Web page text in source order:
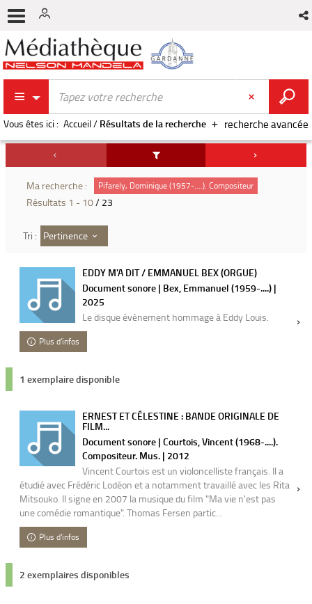
recherche avancée
Vous êtes ici : Accueil/ Résultats de la recherche
Ma recherche : Pifarely, Dominique (1957-....). Compositeur
Résultats 1 - 10/ 23
Tri : Pertinence
EDDY M'A DIT / EMMANUEL BEX (ORGUE)
Document sonore | Bex, Emmanuel (1959-....) |
2025
Le disque évènement hommage à Eddy Louis.
Plus d'infos
1 exemplaire disponible
ERNEST ET CÉLESTINE : BANDE ORIGINALE DE
FILM...
Document sonore | Courtois, Vincent (1968-....).
Compositeur. Mus. | 2012
Vincent Courtois est un violoncelliste français. Il a
étudié avec Frédéric Lodéon et a notamment travaillé avec les Rita
Mitsouko. Il signe en 2007 la musique du film "Ma vie n'est pas
une comédie romantique". Thomas Fersen partic...
Plus d'infos
2 exemplaires disponibles